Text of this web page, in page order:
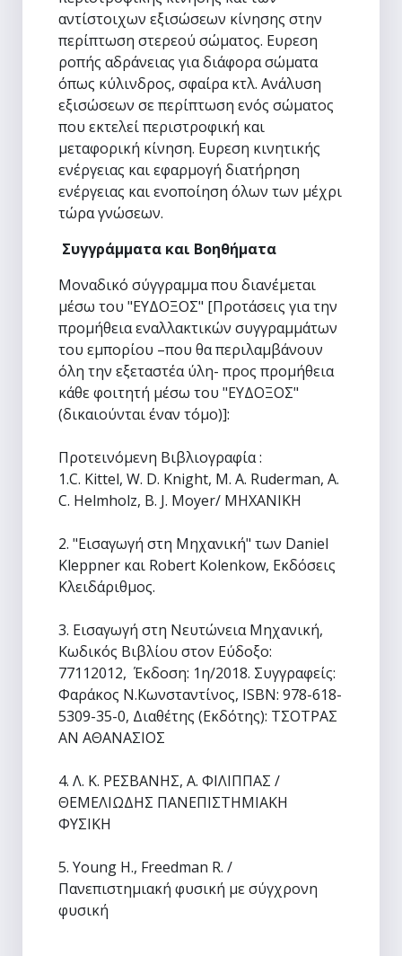
αντίστοιχων εξισώσεων κίνησης στην
περίπτωση στερεού σώματος. Ευρεση
ροπής αδράνειας για διάφορα σώματα
όπως κύλινδρος, σφαίρα κτλ. Ανάλυση
εξισώσεων σε περίπτωση ενός σώματος
που εκτελεί περιστροφική και
μεταφορική κίνηση. Ευρεση κινητικής
ενέργειας και εφαρμογή διατήρηση
ενέργειας και ενοποίηση όλων των μέχρι
τώρα γνώσεων.
Συγγράμματα και Βοηθήματα
Μοναδικό σύγγραμμα που διανέμεται
μέσω του "ΕΥΔΟΞΟΣ" [Προτάσεις για την
προμήθεια εναλλακτικών συγγραμμάτων
του εμπορίου –που θα περιλαμβάνουν
όλη την εξεταστέα ύλη- προς προμήθεια
κάθε φοιτητή μέσω του "ΕΥΔΟΞΟΣ"
(δικαιούνται έναν τόμο)]:
Προτεινόμενη Βιβλιογραφία :
1.C. Kittel, W. D. Knight, M. A. Ruderman, A.
C. Helmholz, B. J. Moyer/ ΜΗΧΑΝΙΚΗ
2. "Εισαγωγή στη Μηχανική" των Daniel
Kleppner και Robert Kolenkow, Εκδόσεις
Κλειδάριθμος.
3. Εισαγωγή στη Νευτώνεια Μηχανική,
Κωδικός Βιβλίου στον Εύδοξο:
77112012, Έκδοση: 1η/2018. Συγγραφείς:
Φαράκος Ν.Κωνσταντίνος, ISBN: 978-618-
5309-35-0, Διαθέτης (Εκδότης): ΤΣΟΤΡΑΣ
ΑΝ ΑΘΑΝΑΣΙΟΣ
4. Λ. Κ. ΡΕΣΒΑΝΗΣ, Α. ΦΙΛΙΠΠΑΣ /
ΘΕΜΕΛΙΩΔΗΣ ΠΑΝΕΠΙΣΤΗΜΙΑΚΗ
ΦΥΣΙΚΗ
5. Young H., Freedman R. /
Πανεπιστημιακή φυσική με σύγχρονη
φυσική